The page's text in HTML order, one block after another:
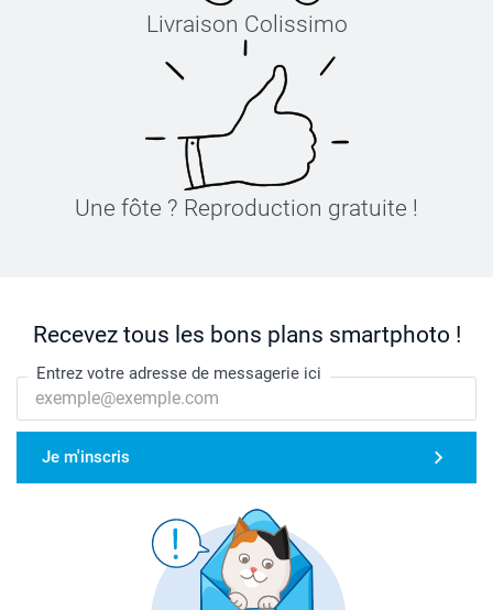
Livraison Colissimo
Une fôte ? Reproduction gratuite !
Recevez tous les bons plans smartphoto !
Entrez votre adresse de messagerie ici
Je m'inscris